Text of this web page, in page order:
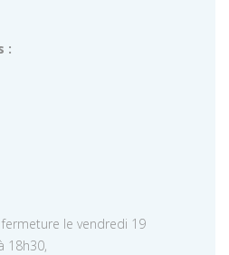
:
le vendredi 19
18h30,